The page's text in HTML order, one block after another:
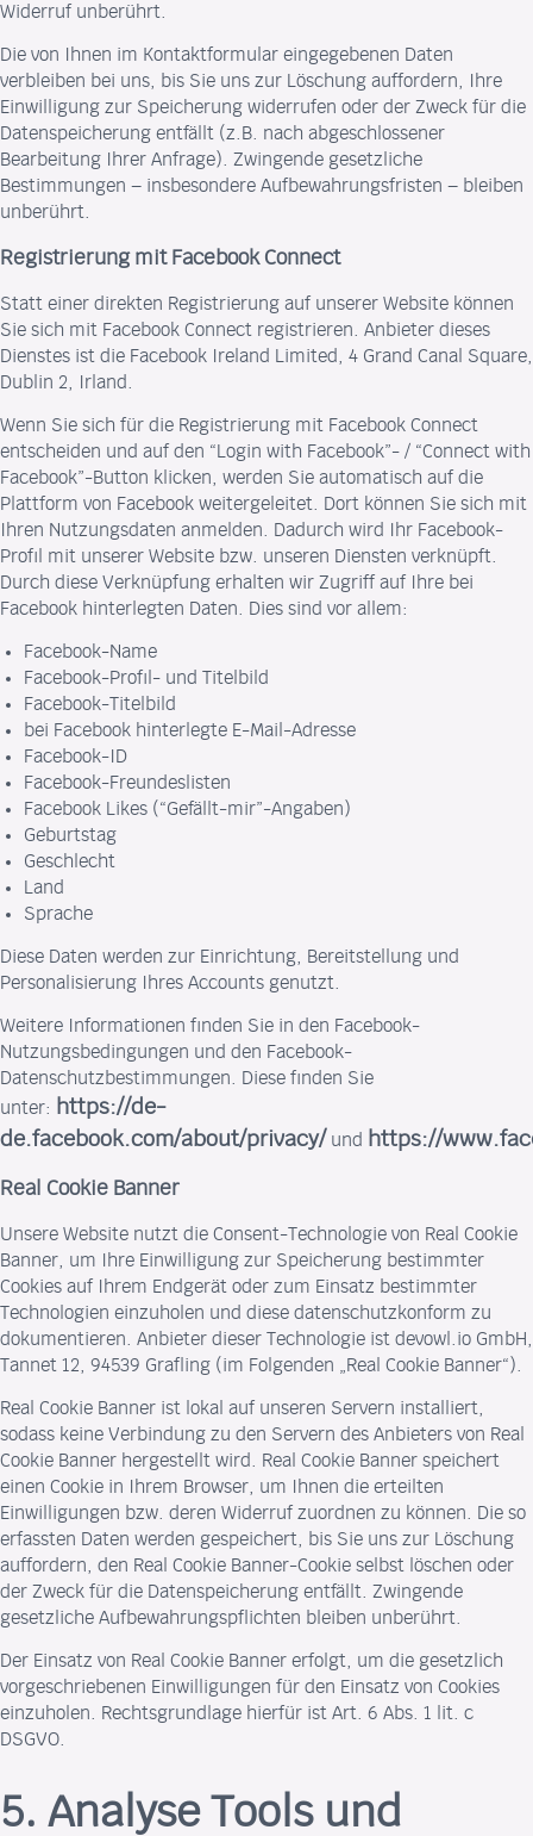
Widerruf unberührt.
Die von Ihnen im Kontaktformular eingegebenen Daten
verbleiben bei uns, bis Sie uns zur Löschung auffordern, Ihre
Einwilligung zur Speicherung widerrufen oder der Zweck für die
Datenspeicherung entfällt (z.B. nach abgeschlossener
Bearbeitung Ihrer Anfrage). Zwingende gesetzliche
Bestimmungen – insbesondere Aufbewahrungsfristen – bleiben
unberührt.
Registrierung mit Facebook Connect
Statt einer direkten Registrierung auf unserer Website können
Sie sich mit Facebook Connect registrieren. Anbieter dieses
Dienstes ist die Facebook Ireland Limited, 4 Grand Canal Square,
Dublin 2, Irland.
Wenn Sie sich für die Registrierung mit Facebook Connect
entscheiden und auf den “Login with Facebook”- / “Connect with
Facebook”-Button klicken, werden Sie automatisch auf die
Plattform von Facebook weitergeleitet. Dort können Sie sich mit
Ihren Nutzungsdaten anmelden. Dadurch wird Ihr Facebook-
Profil mit unserer Website bzw. unseren Diensten verknüpft.
Durch diese Verknüpfung erhalten wir Zugriff auf Ihre bei
Facebook hinterlegten Daten. Dies sind vor allem:
Facebook-Name
Facebook-Profil- und Titelbild
Facebook-Titelbild
bei Facebook hinterlegte E-Mail-Adresse
Facebook-ID
Facebook-Freundeslisten
Facebook Likes (“Gefällt-mir”-Angaben)
Geburtstag
Geschlecht
Land
Sprache
Diese Daten werden zur Einrichtung, Bereitstellung und
Personalisierung Ihres Accounts genutzt.
Weitere Informationen finden Sie in den Facebook-
Nutzungsbedingungen und den Facebook-
Datenschutzbestimmungen. Diese finden Sie
unter: https://de-
de.facebook.com/about/privacy/ und https://
Real Cookie Banner
Unsere Website nutzt die Consent-Technologie von Real Cookie
Banner, um Ihre Einwilligung zur Speicherung bestimmter
Cookies auf Ihrem Endgerät oder zum Einsatz bestimmter
Technologien einzuholen und diese datenschutzkonform zu
dokumentieren. Anbieter dieser Technologie ist devowl.io GmbH,
Tannet 12, 94539 Grafling (im Folgenden „Real Cookie Banner“).
Real Cookie Banner ist lokal auf unseren Servern installiert,
sodass keine Verbindung zu den Servern des Anbieters von Real
Cookie Banner hergestellt wird. Real Cookie Banner speichert
einen Cookie in Ihrem Browser, um Ihnen die erteilten
Einwilligungen bzw. deren Widerruf zuordnen zu können. Die so
erfassten Daten werden gespeichert, bis Sie uns zur Löschung
auffordern, den Real Cookie Banner-Cookie selbst löschen oder
der Zweck für die Datenspeicherung entfällt. Zwingende
gesetzliche Aufbewahrungspflichten bleiben unberührt.
Der Einsatz von Real Cookie Banner erfolgt, um die gesetzlich
vorgeschriebenen Einwilligungen für den Einsatz von Cookies
einzuholen. Rechtsgrundlage hierfür ist Art. 6 Abs. 1 lit. c
DSGVO.
5. Analyse Tools und